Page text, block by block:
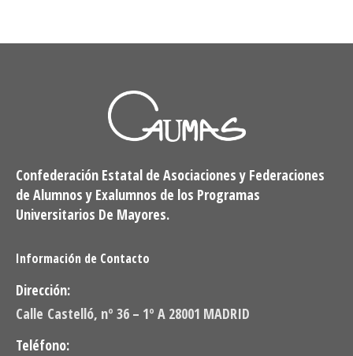
Confederación Estatal de Asociaciones y Federaciones
de Alumnos y Exalumnos de los Programas
Universitarios De Mayores.
Información de Contacto
Dirección:
Calle Castelló, nº 36 – 1º A 28001 MADRID
Teléfono: